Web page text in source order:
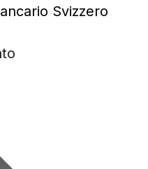
Svizzero